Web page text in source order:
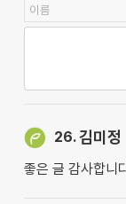
26.김미정
좋은 글 감사합니